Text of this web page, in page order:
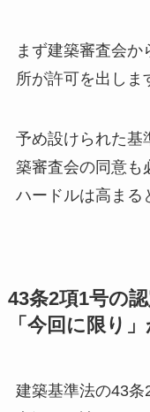
まず建築審査会
所が許可を出しま
予め設けられた基
築審査会の同意も
ハードルは高まる
43条2項1号の
「今回に限り
建築基準法の43